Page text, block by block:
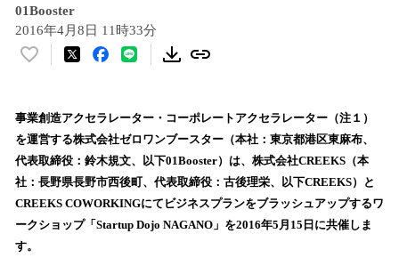
01Booster
2016年4月8日 11時33分
い
！
数
を
読
込
み
中
事業創造アクセラレーター・コーポレートアクセラレーター（注１）
を運営する株式会社ゼロワンブースター（本社：東京都港区東麻布、
代表取締役：鈴木規文、以下01Booster）は、株式会社CREEKS（本
社：長野県長野市西後町、代表取締役：古後理栄、以下CREEKS）と
CREEKS COWORKINGにてビジネスプランをブラッシュアップするワ
ークショップ「Startup Dojo NAGANO」を2016年5月15日に共催しま
す。